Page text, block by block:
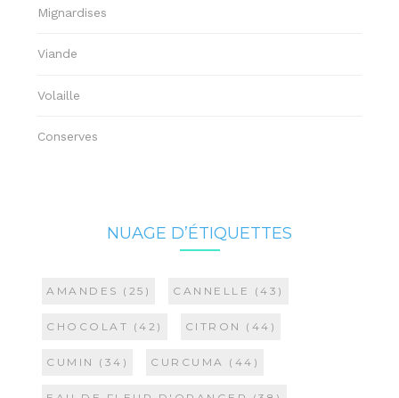
Mignardises
Viande
Volaille
Conserves
NUAGE D’ÉTIQUETTES
AMANDES (25) CANNELLE (43)
CHOCOLAT (42) CITRON (44)
CUMIN (34) CURCUMA (44)